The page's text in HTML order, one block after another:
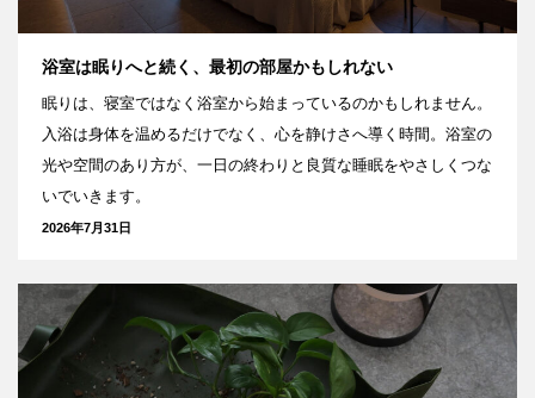
浴室は眠りへと続く、最初の部屋かもしれない
眠りは、寝室ではなく浴室から始まっているのかもしれません。
入浴は身体を温めるだけでなく、心を静けさへ導く時間。浴室の
光や空間のあり方が、一日の終わりと良質な睡眠をやさしくつな
いでいきます。
2026年7月31日